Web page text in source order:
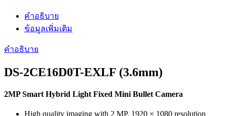
อก
ANALOG
CAMERA
ยี่ห้อ
รุ่น
DS-
EXLF(3.6mm)
คำอธิบาย
ข้อมูลเพิ่มเติม
คำอธิบาย
DS-2CE16D0T-EXLF (3.6mm)
2MP Smart Hybrid Light Fixed Mini Bullet Camera
High quality imaging with 2 MP, 1920 × 1080 resolution